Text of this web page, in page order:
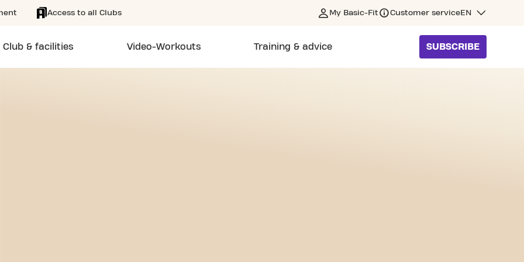
Access to all Clubs My Basic-Fit Customer serviceEN
Club & facilities Video-Workouts Training & advice SUBSCRIBE
24/7